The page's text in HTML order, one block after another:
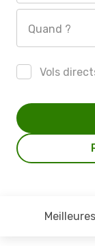
Quand ?
Vols